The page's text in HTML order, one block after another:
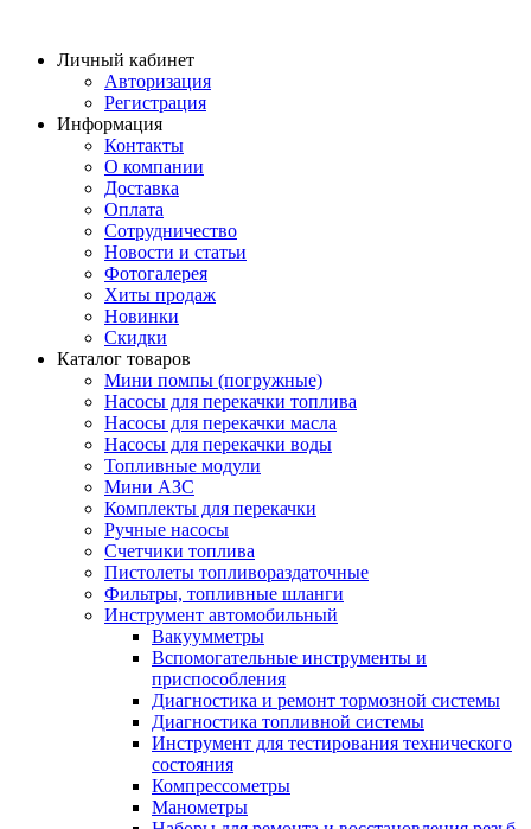
Личный кабинет
Авторизация
Регистрация
Информация
Контакты
О компании
Доставка
Оплата
Сотрудничество
Новости и статьи
Фотогалерея
Хиты продаж
Новинки
Скидки
Каталог товаров
Мини помпы (погружные)
Насосы для перекачки топлива
Насосы для перекачки масла
Насосы для перекачки воды
Топливные модули
Мини АЗС
Комплекты для перекачки
Ручные насосы
Счетчики топлива
Пистолеты топливораздаточные
Фильтры, топливные шланги
Инструмент автомобильный
Вакуумметры
Вспомогательные инструменты и
приспособления
Диагностика и ремонт тормозной системы
Диагностика топливной системы
Инструмент для тестирования технического
состояния
Компрессометры
Манометры